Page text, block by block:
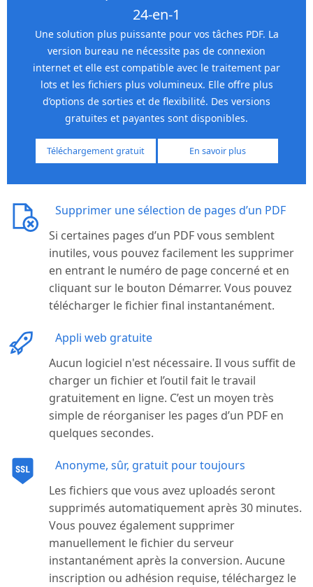
24-en-1
Une solution plus puissante pour vos tâches PDF. La
version bureau ne nécessite pas de connexion
internet et elle est compatible avec le traitement par
lots et les fichiers plus volumineux. Elle offre plus
d’options de sorties et de flexibilité. Des versions
gratuites et payantes sont disponibles.
Téléchargement gratuit En savoir plus
Supprimer une sélection de pages d’un PDF
Si certaines pages d’un PDF vous semblent
inutiles, vous pouvez facilement les supprimer
en entrant le numéro de page concerné et en
cliquant sur le bouton Démarrer. Vous pouvez
télécharger le fichier final instantanément.
Appli web gratuite
Aucun logiciel n'est nécessaire. Il vous suffit de
charger un fichier et l’outil fait le travail
gratuitement en ligne. C’est un moyen très
simple de réorganiser les pages d’un PDF en
quelques secondes.
Anonyme, sûr, gratuit pour toujours
Les fichiers que vous avez uploadés seront
supprimés automatiquement après 30 minutes.
Vous pouvez également supprimer
manuellement le fichier du serveur
instantanément après la conversion. Aucune
inscription ou adhésion requise, téléchargez le